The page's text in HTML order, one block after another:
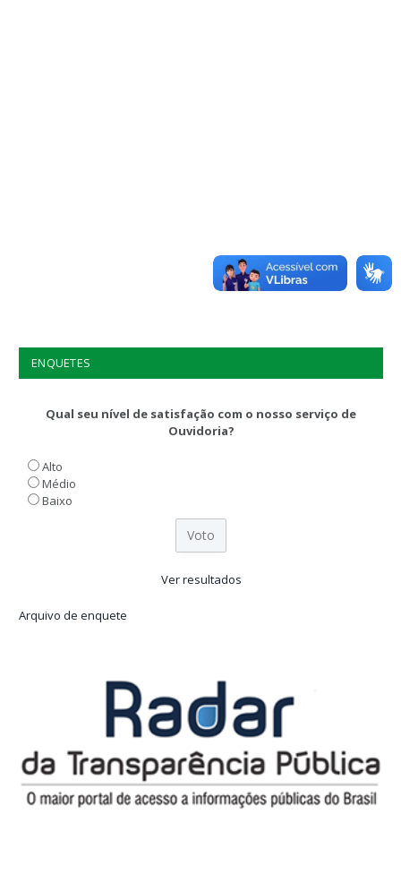
ENQUETES
Qual seu nível de satisfação com o nosso serviço de
Ouvidoria?
Alto
Médio
Baixo
Ver resultados
Arquivo de enquete